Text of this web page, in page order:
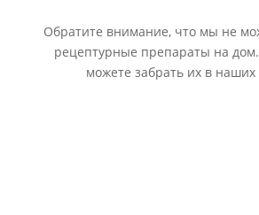
Обратите внимание, что мы не
рецептурные препараты на
можете забрать их в наших